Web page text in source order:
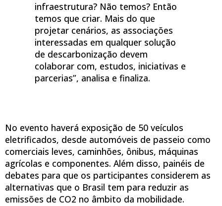
infraestrutura? Não temos? Então
temos que criar. Mais do que
projetar cenários, as associações
interessadas em qualquer solução
de descarbonização devem
colaborar com, estudos, iniciativas e
parcerias”, analisa e finaliza.
No evento haverá exposição de 50 veículos
eletrificados, desde automóveis de passeio como
comerciais leves, caminhões, ônibus, máquinas
agrícolas e componentes. Além disso, painéis de
debates para que os participantes considerem as
alternativas que o Brasil tem para reduzir as
emissões de CO2 no âmbito da mobilidade.